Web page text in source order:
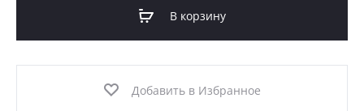
В корзину
Добавить в Избранное